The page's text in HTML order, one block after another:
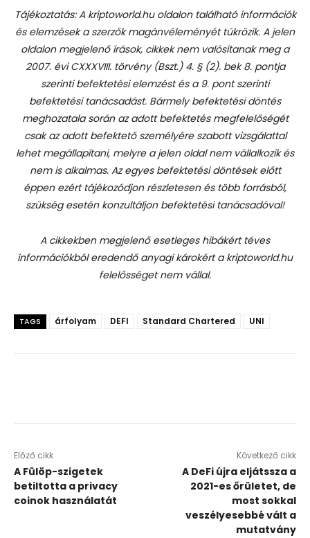
Tájékoztatás: A kriptoworld.hu oldalon található információk
és elemzések a szerzők magánvéleményét tükrözik. A jelen
oldalon megjelenő írások, cikkek nem valósítanak meg a
2007. évi CXXXVIII. törvény (Bszt.) 4. § (2). bek 8. pontja
szerinti befektetési elemzést és a 9. pont szerinti
befektetési tanácsadást. Bármely befektetési döntés
meghozatala során az adott befektetés megfelelőségét
csak az adott befektető személyére szabott vizsgálattal
lehet megállapítani, melyre a jelen oldal nem vállalkozik és
nem is alkalmas. Az egyes befektetési döntések előtt
éppen ezért tájékozódjon részletesen és több forrásból,
szükség esetén konzultáljon befektetési tanácsadóval!
A cikkekben megjelenő esetleges hibákért téves
információkból eredendő anyagi károkért a kriptoworld.hu
felelősséget nem vállal.
TAGS árfolyam DEFI Standard Chartered UNI
Előző cikk
A Fülöp-szigetek
betiltotta a privacy
coinok használatát
Következő cikk
A DeFi újra eljátssza a
2021-es őrületet, de
most sokkal
veszélyesebbé vált a
mutatvány